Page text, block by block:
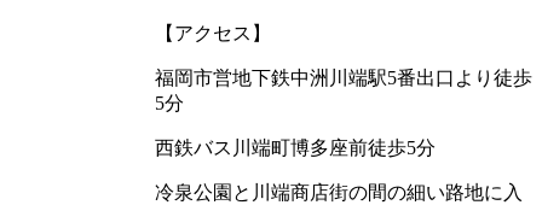
【アクセス】
福岡市営地下鉄中洲川端駅5番出口より徒歩
5分
西鉄バス川端町博多座前徒歩5分
冷泉公園と川端商店街の間の細い路地に入